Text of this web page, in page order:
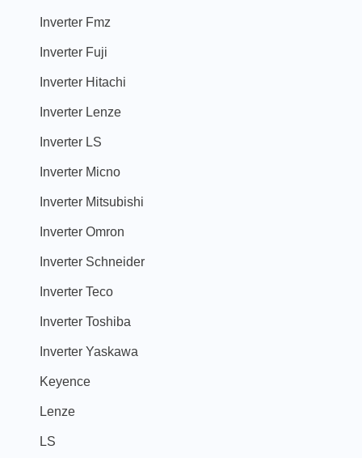
Inverter Fmz
Inverter Fuji
Inverter Hitachi
Inverter Lenze
Inverter LS
Inverter Micno
Inverter Mitsubishi
Inverter Omron
Inverter Schneider
Inverter Teco
Inverter Toshiba
Inverter Yaskawa
Keyence
Lenze
LS